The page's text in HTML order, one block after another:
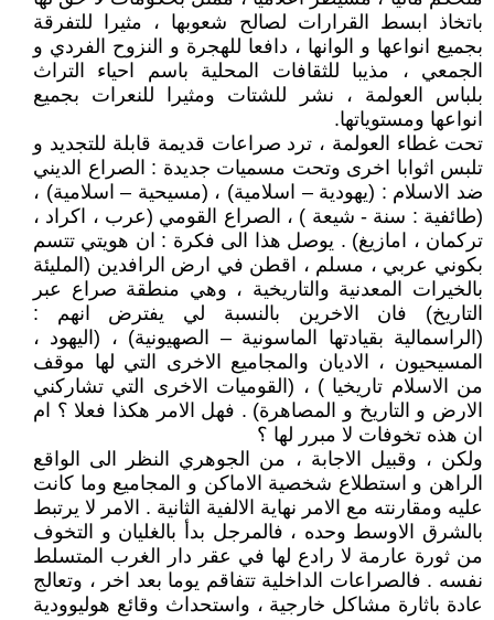
باتخاذ ابسط القرارات لصالح شعوبها ، مثيرا للتفرقة
بجميع انواعها و الوانها ، دافعا للهجرة و النزوح الفردي و
الجمعي ، مذيبا للثقافات المحلية باسم احياء التراث
بلباس العولمة ، نشر للشتات ومثيرا للنعرات بجميع
انواعها ومستوياتها.
تحت غطاء العولمة ، ترد صراعات قديمة قابلة للتجديد و
تلبس اثوابا اخرى وتحت مسميات جديدة : الصراع الديني
ضد الاسلام : (يهودية – اسلامية) ، (مسيحية – اسلامية) ،
(طائفية : سنة - شيعة ) ، الصراع القومي (عرب ، اكراد ،
تركمان ، امازيغ) . يوصل هذا الى فكرة : ان هويتي تتسم
بكوني عربي ، مسلم ، اقطن في ارض الرافدين (المليئة
بالخيرات المعدنية والتاريخية ، وهي منطقة صراع عبر
التاريخ) فان الاخرين بالنسبة لي يفترض انهم :
(الراسمالية بقيادتها الماسونية – الصهيونية) ، (اليهود ،
المسيحيون ، الاديان والمجاميع الاخرى التي لها موقف
من الاسلام تاريخيا ) ، (القوميات الاخرى التي تشاركني
الارض و التاريخ و المصاهرة) . فهل الامر هكذا فعلا ؟ ام
ان هذه تخوفات لا مبرر لها ؟
ولكن ، وقبيل الاجابة ، من الجوهري النظر الى الواقع
الراهن و استطلاع شخصية الاماكن و المجاميع وما كانت
عليه ومقارنته مع الامر نهاية الالفية الثانية . الامر لا يرتبط
بالشرق الاوسط وحده ، فالمرجل بدأ بالغليان و التخوف
من ثورة عارمة لا رادع لها في عقر دار الغرب المتسلط
نفسه . فالصراعات الداخلية تتفاقم يوما بعد اخر ، وتعالج
عادة باثارة مشاكل خارجية ، واستحداث وقائع هوليوودية